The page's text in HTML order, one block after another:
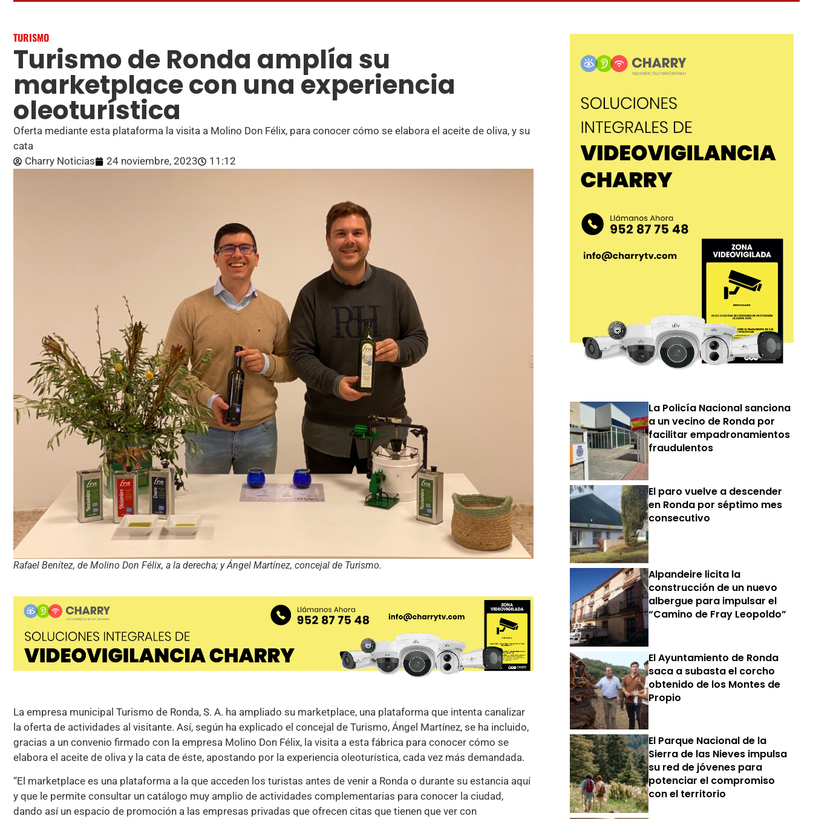
TURISMO
Turismo de Ronda amplía su
marketplace con una experiencia
oleoturística
Oferta mediante esta plataforma la visita a Molino Don Félix, para conocer cómo se elabora el aceite de oliva, y su
cata
Charry Noticias
24 noviembre, 2023 11:12
Rafael Benítez, de Molino Don Félix, a la derecha; y Ángel Martínez, concejal de Turismo.
La empresa municipal Turismo de Ronda, S. A. ha ampliado su marketplace, una plataforma que intenta canalizar
la oferta de actividades al visitante. Así, según ha explicado el concejal de Turismo, Ángel Martínez, se ha incluido,
gracias a un convenio firmado con la empresa Molino Don Félix, la visita a esta fábrica para conocer cómo se
elabora el aceite de oliva y la cata de éste, apostando por la experiencia oleoturística, cada vez más demandada.
“El marketplace es una plataforma a la que acceden los turistas antes de venir a Ronda o durante su estancia aquí
y que le permite consultar un catálogo muy amplio de actividades complementarias para conocer la ciudad,
dando así un espacio de promoción a las empresas privadas que ofrecen citas que tienen que ver con
La Policía Nacional sanciona
a un vecino de Ronda por
facilitar empadronamientos
fraudulentos
El paro vuelve a descender
en Ronda por séptimo mes
consecutivo
Alpandeire licita la
construcción de un nuevo
albergue para impulsar el
“Camino de Fray Leopoldo”
El Ayuntamiento de Ronda
saca a subasta el corcho
obtenido de los Montes de
Propio
El Parque Nacional de la
Sierra de las Nieves impulsa
su red de jóvenes para
potenciar el compromiso
con el territorio